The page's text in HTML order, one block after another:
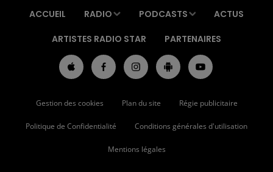
ACCUEIL RADIO PODCASTS ACTUS
ARTISTES RADIO STAR PARTENAIRES
Gestion des cookies Plan du site Régie publicitaire
Politique de Confidentialité Conditions générales d'utilisation
Mentions légales